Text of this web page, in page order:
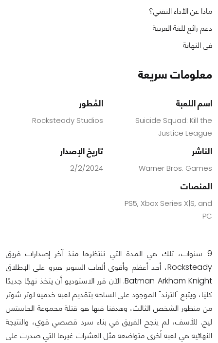
ماذا عن الأداء التقني؟
دعم رائع للغة العربية
في النهاية
معلومات سريعة
اسم اللعبة
Suicide Squad: Kill the
Justice League
المُطور
Rocksteady Studios
الناشر
Warner Bros. Games
تاريخ الإصدار
2/2/2024
المنصات
PS5, Xbox Series X|S, and
PC
9 سنوات، تلك هي المدة التي ننتظرها منذ آخر إصدارات فريق
Rocksteady، أحد أعظم وأقوى ألعاب السوبر هيرو على الإطلاق
Batman Arkham Knight. الآن قرر الاستوديو أن يتخذ نهجًا جديدًا
كليًا، ويتبع "الترند" الموجود على الساحة بتقديم لعبة خدمية لوتر شوتر
من منظور الشخص الثالث، وهدفنا فيها هو قتلة مجموعة الجاستس
ليج. للأسف، لم ينجح الفريق في بناء سرد قصصي قوي، والنتيجة
النهائية هي لعبة أخرى متواضعة مثل العشرات غيرها التي صدرت على